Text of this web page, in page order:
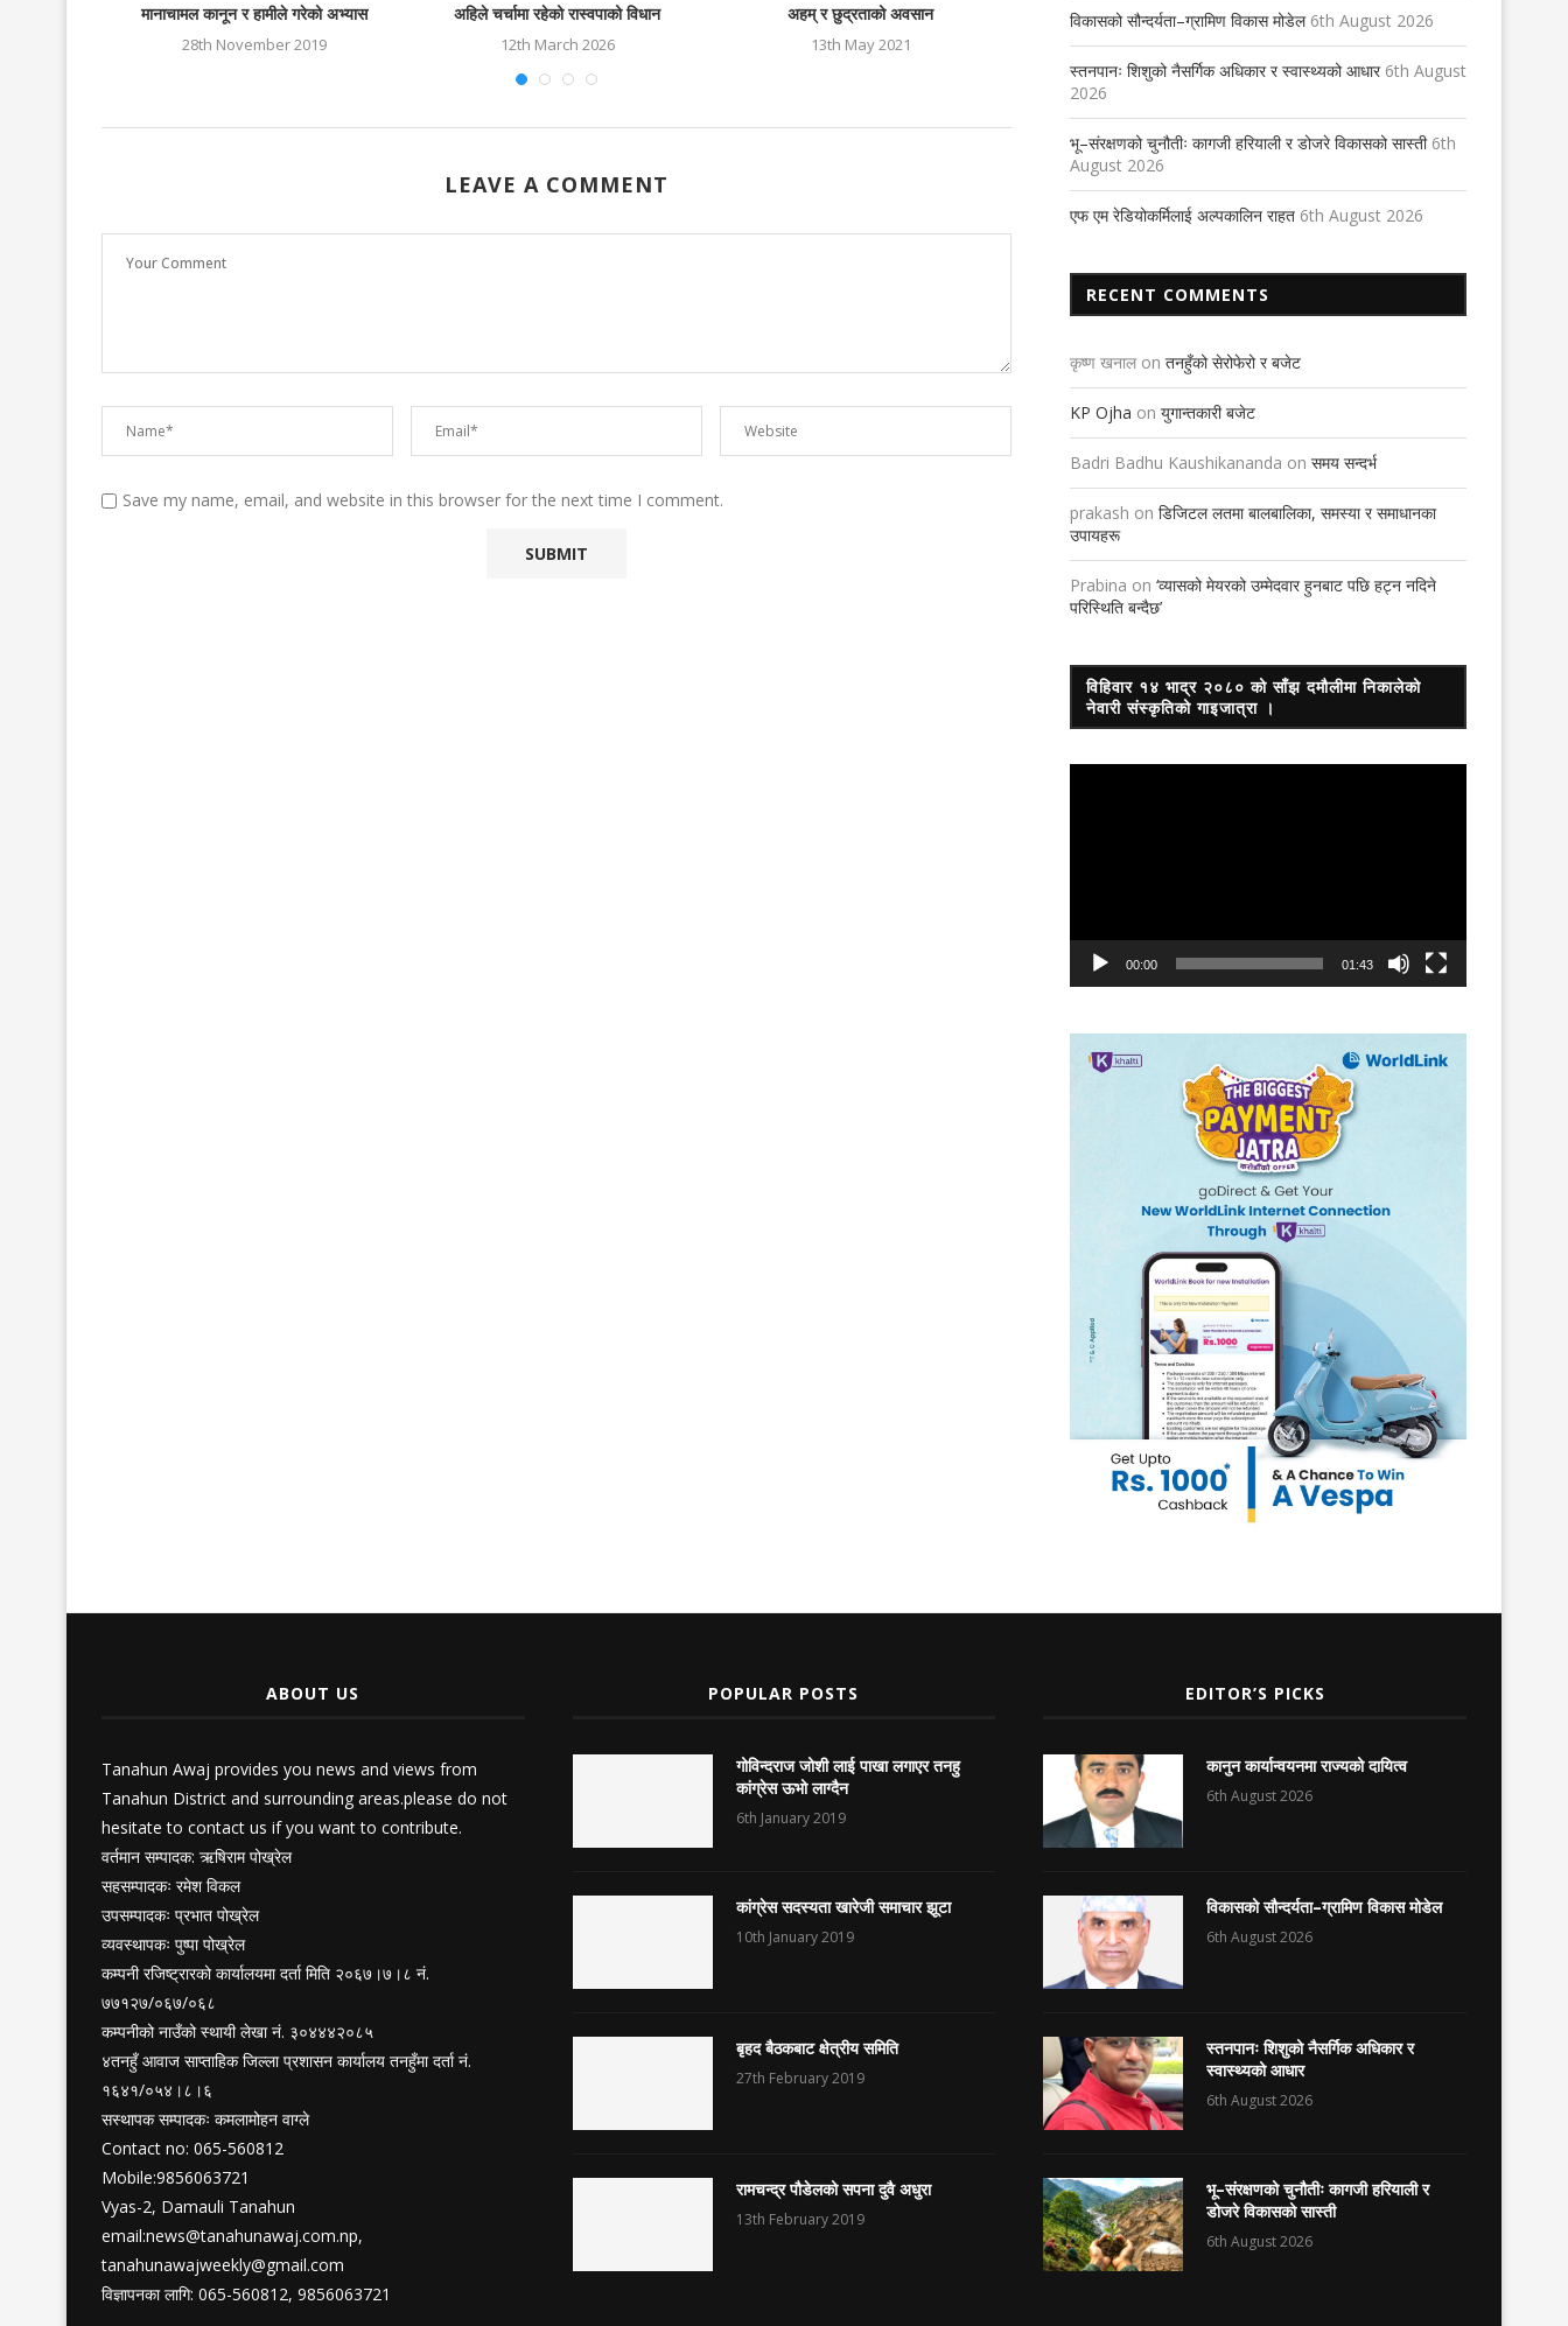
मानाचामल कानून र हामीले गरेको अभ्यास
28th November 2019
अहिले चर्चामा रहेको रास्वपाको विधान
12th March 2026
अहम् र छुद्रताको अवसान
13th May 2021
विद्यालयमा खेलमैदानः आवश्यकता कि सुविधा
18th November 2021
आचरण बदलौं, भ्रष्टाचार रोकौं-
12th December 2024
LEAVE A COMMENT
Save my name, email, and website in this browser for the next time I comment.
विकासको सौन्दर्यता–ग्रामिण विकास मोडेल 6th August 2026
स्तनपानः शिशुको नैसर्गिक अधिकार र स्वास्थ्यको आधार 6th August
2026
भू–संरक्षणको चुनौतीः कागजी हरियाली र डोजरे विकासको सास्ती 6th
August 2026
एफ एम रेडियोकर्मिलाई अल्पकालिन राहत 6th August 2026
RECENT COMMENTS
कृष्ण खनाल on तनहुँको सेरोफेरो र बजेट
KP Ojha on युगान्तकारी बजेट
Badri Badhu Kaushikananda on समय सन्दर्भ
prakash on डिजिटल लतमा बालबालिका, समस्या र समाधानका
उपायहरू
Prabina on ‘व्यासको मेयरको उम्मेदवार हुनबाट पछि हट्न नदिने
परिस्थिति बन्दैछ’
विहिवार १४ भाद्र २०८० को साँझ दमौलीमा निकालेको
नेवारी संस्कृतिको गाइजात्रा ।
00:00 01:43
ABOUT US
Tanahun Awaj provides you news and views from
Tanahun District and surrounding areas.please do not
hesitate to contact us if you want to contribute.
वर्तमान सम्पादक: ऋषिराम पोख्रेल
सहसम्पादकः रमेश विकल
उपसम्पादकः प्रभात पोख्रेल
व्यवस्थापकः पुष्पा पोख्रेल
कम्पनी रजिष्ट्रारको कार्यालयमा दर्ता मिति २०६७।७।८ नं.
७७१२७/०६७/०६८
कम्पनीको नाउँको स्थायी लेखा नं. ३०४४४२०८५
४तनहुँ आवाज साप्ताहिक जिल्ला प्रशासन कार्यालय तनहुँमा दर्ता नं.
१६४१/०५४।८।६
सस्थापक सम्पादकः कमलामोहन वाग्ले
Contact no: 065-560812
Mobile:9856063721
Vyas-2, Damauli Tanahun
email:news@tanahunawaj.com.np,
tanahunawajweekly@gmail.com
विज्ञापनका लागि: 065-560812, 9856063721
POPULAR POSTS
गोविन्दराज जोशी लाई पाखा लगाएर तनहु
कांग्रेस ऊभो लाग्दैन
6th January 2019
कांग्रेस सदस्यता खारेजी समाचार झूटा
10th January 2019
बृहद बैठकबाट क्षेत्रीय समिति
27th February 2019
रामचन्द्र पौडेलको सपना दुवै अधुरा
13th February 2019
EDITOR’S PICKS
कानुन कार्यान्वयनमा राज्यको दायित्व
6th August 2026
विकासको सौन्दर्यता–ग्रामिण विकास मोडेल
6th August 2026
स्तनपानः शिशुको नैसर्गिक अधिकार र
स्वास्थ्यको आधार
6th August 2026
भू–संरक्षणको चुनौतीः कागजी हरियाली र
डोजरे विकासको सास्ती
6th August 2026